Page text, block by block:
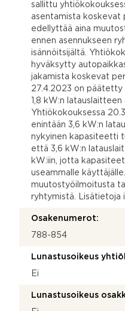
sallittu
asentamista koskevat
edellyttää aina
ennen asennukseen
isännöitsijältä.
hyväksytty
jakamista koskevat
27.4.2023 on päätetty
1,8 kW:n
Yhtiökokouksessa
enintään 3,6 kW:n
nykyinen kapasiteetti
että 3,6 kW:n
kW:iin, jotta
useammalle
muutostyöilmoitusta
ryhtymistä. Lisätietoja
Osakenumerot:
788-854
Lunastusoikeus
Ei
Lunastusoikeus